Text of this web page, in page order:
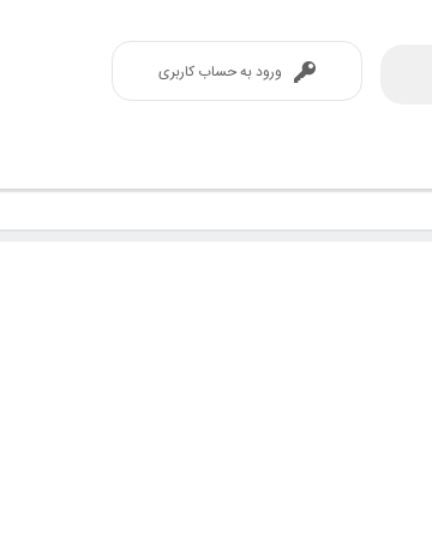
ورود به حساب کاربری